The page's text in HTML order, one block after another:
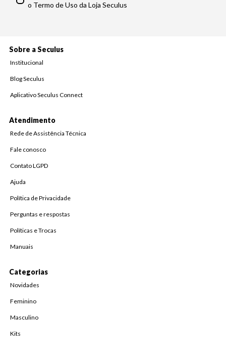
o Termo de Uso da Loja Seculus
Sobre a Seculus
Institucional
Blog Seculus
Aplicativo Seculus Connect
Atendimento
Rede de Assistência Técnica
Fale conosco
Contato LGPD
Ajuda
Política de Privacidade
Perguntas e respostas
Políticas e Trocas
Manuais
Categorias
Novidades
Feminino
Masculino
Kits